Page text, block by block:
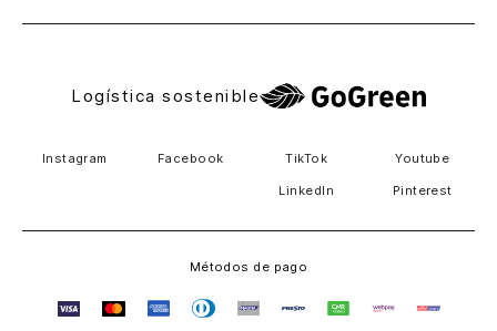
Logística sostenible
Instagram Facebook TikTok Youtube
LinkedIn Pinterest
Métodos de pago